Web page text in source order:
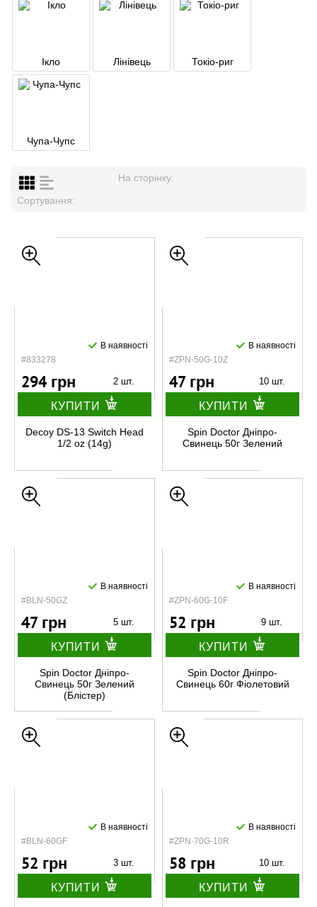
Ікло Лінівець Токіо-риг
Чупа-Чупс
На сторінку:
Сортування:
#833278
В наявності
294 грн 2 шт.
КУПИТИ
Decoy DS-13 Switch Head
1/2 oz (14g)
#ZPN-50G-10Z
В наявності
47 грн 10 шт.
КУПИТИ
Spin Doctor Дніпро-
Свинець 50г Зелений
#BLN-50GZ
В наявності
47 грн 5 шт.
КУПИТИ
Spin Doctor Дніпро-
Свинець 50г Зелений
(Блістер)
#ZPN-60G-10F
В наявності
52 грн 9 шт.
КУПИТИ
Spin Doctor Дніпро-
Свинець 60г Фіолетовий
#BLN-60GF
В наявності
52 грн 3 шт.
КУПИТИ
#ZPN-70G-10R
В наявності
58 грн 10 шт.
КУПИТИ